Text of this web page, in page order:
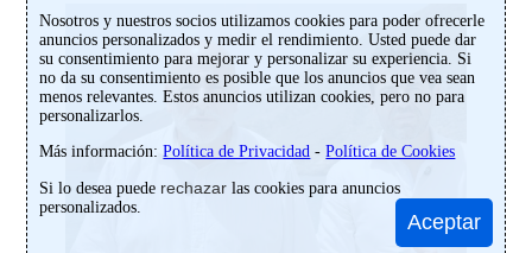
Nosotros y nuestros socios utilizamos cookies para poder ofrecerle
anuncios personalizados y medir el rendimiento. Usted puede dar
su consentimiento para mejorar y personalizar su experiencia. Si
no da su consentimiento es posible que los anuncios que vea sean
menos relevantes. Estos anuncios utilizan cookies, pero no para
personalizarlos.
Más información:Política de Privacidad -Política de Cookies
Si lo desea puede rechazar las cookies para anuncios
personalizados.
Aceptar